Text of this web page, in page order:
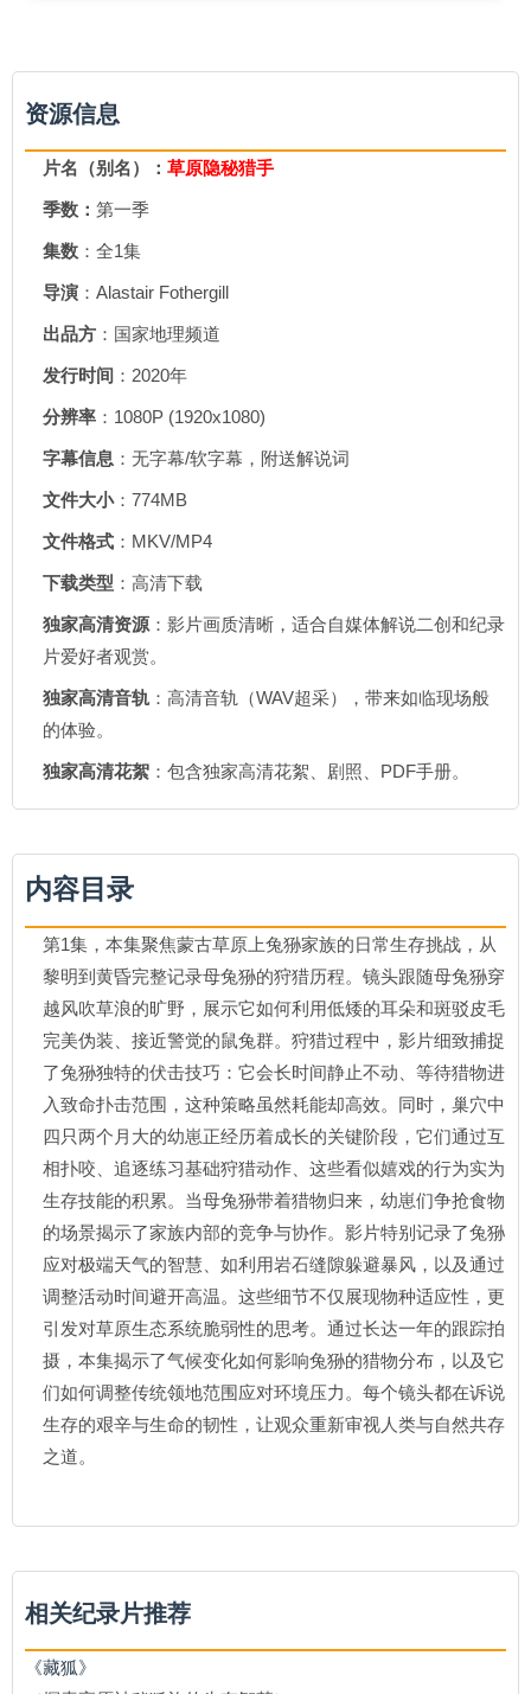
资源信息
片名（别名）： 草原隐秘猎手
季数： 第一季
集数 ：全1集
导演 ：Alastair Fothergill
出品方 ：国家地理频道
发行时间 ：2020年
分辨率 ：1080P (1920x1080)
字幕信息 ：无字幕/软字幕，附送解说词
文件大小：774MB
文件格式 ：MKV/MP4
下载类型 ：高清下载
独家高清资源 ：影片画质清晰，适合自媒体解说二创和纪录
片爱好者观赏。
独家高清音轨 ：高清音轨（WAV超采），带来如临现场般
的体验。
独家高清花絮 ：包含独家高清花絮、剧照、PDF手册。
内容目录
第1集，本集聚焦蒙古草原上兔狲家族的日常生存挑战，从
黎明到黄昏完整记录母兔狲的狩猎历程。镜头跟随母兔狲穿
越风吹草浪的旷野，展示它如何利用低矮的耳朵和斑驳皮毛
完美伪装、接近警觉的鼠兔群。狩猎过程中，影片细致捕捉
了兔狲独特的伏击技巧：它会长时间静止不动、等待猎物进
入致命扑击范围，这种策略虽然耗能却高效。同时，巢穴中
四只两个月大的幼崽正经历着成长的关键阶段，它们通过互
相扑咬、追逐练习基础狩猎动作、这些看似嬉戏的行为实为
生存技能的积累。当母兔狲带着猎物归来，幼崽们争抢食物
的场景揭示了家族内部的竞争与协作。影片特别记录了兔狲
应对极端天气的智慧、如利用岩石缝隙躲避暴风，以及通过
调整活动时间避开高温。这些细节不仅展现物种适应性，更
引发对草原生态系统脆弱性的思考。通过长达一年的跟踪拍
摄，本集揭示了气候变化如何影响兔狲的猎物分布，以及它
们如何调整传统领地范围应对环境压力。每个镜头都在诉说
生存的艰辛与生命的韧性，让观众重新审视人类与自然共存
之道。
相关纪录片推荐
《藏狐》